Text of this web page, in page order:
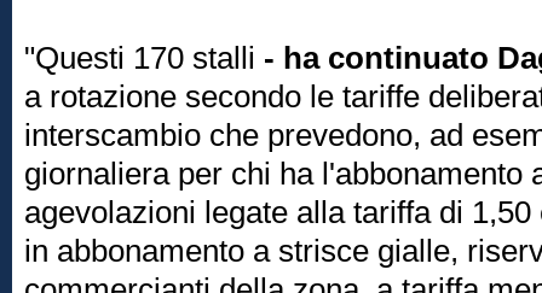
"Questi 170 stalli - ha continuato
a rotazione secondo le tariffe
interscambio che prevedono, ad
giornaliera per chi ha l'abbonamento
agevolazioni legate alla tariffa di
in abbonamento a strisce gialle,